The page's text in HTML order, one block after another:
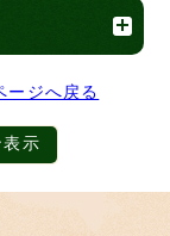
ージへ戻る
表示